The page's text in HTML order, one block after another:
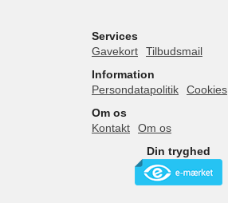
Services
Gavekort
Tilbudsmail
Information
Persondatapolitik
Cookies
Om os
Kontakt
Om os
Din tryghed